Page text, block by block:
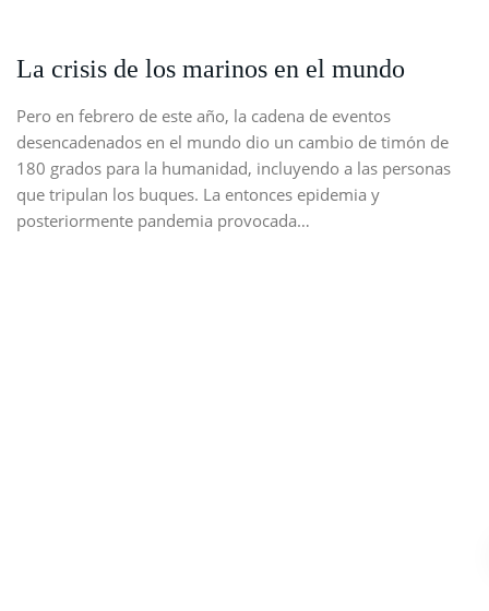
La crisis de los marinos en el mundo
Pero en febrero de este año, la cadena de eventos
desencadenados en el mundo dio un cambio de timón de
180 grados para la humanidad, incluyendo a las personas
que tripulan los buques. La entonces epidemia y
posteriormente pandemia provocada…